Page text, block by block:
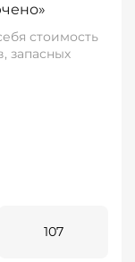
стоимость
запасных
107